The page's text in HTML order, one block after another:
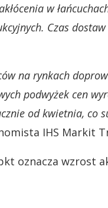
w
Czas dostaw
na rynkach
podwyżek cen
od kwietnia, co
IHS Markit
oznacza wzrost